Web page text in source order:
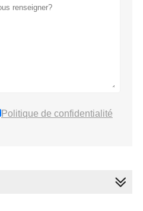
Politique de confidentialité